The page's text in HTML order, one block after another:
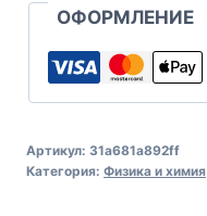
ОФОРМЛЕНИЕ
Артикул: 31a681a892ff
Категория: Физика и химия